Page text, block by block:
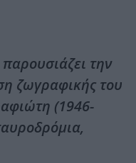
την
ζωγραφικής του
(1946-